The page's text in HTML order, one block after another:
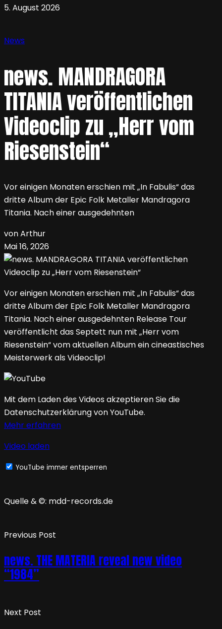
5. August 2026
News
news. MANDRAGORA
TITANIA veröffentlichen
Videoclip zu „Herr vom
Riesenstein“
Vor einigen Monaten erschien mit „In Fabulis“ das
dritte Album der Epic Folk Metaller Mandragora
Titania. Nach einer ausgedehnten
von Arthur
Mai 16, 2026
Vor einigen Monaten erschien mit „In Fabulis“ das
dritte Album der Epic Folk Metaller Mandragora
Titania. Nach einer ausgedehnten Release Tour
veröffentlicht das Septett nun mit „Herr vom
Riesenstein“ vom aktuellen Album ein cineastisches
Meisterwerk als Videoclip!
Mit dem Laden des Videos akzeptieren Sie die
Datenschutzerklärung von YouTube.
Mehr erfahren
Video laden
YouTube immer entsperren
Quelle & ©: mdd-records.de
Previous Post
news. THE MATERIA reveal new video
“1984”
Next Post